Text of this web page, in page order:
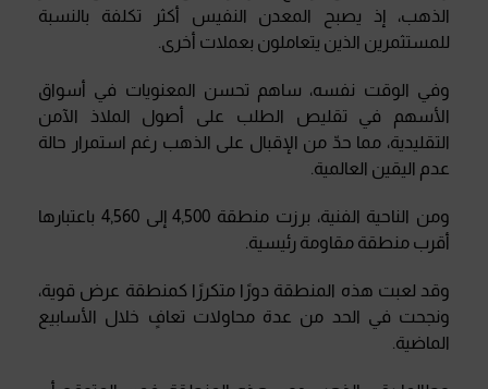
الذهب، إذ يصبح المعدن النفيس أكثر تكلفة بالنسبة
للمستثمرين الذين يتعاملون بعملات أخرى
وفي الوقت نفسه، ساهم تحسن المعنويات في أسواق
الأسهم في تقليص الطلب على أصول الملاذ الآمن
التقليدية، مما حدّ من الإقبال على الذهب رغم استمرار حالة
عدم اليقين العالمية
ومن الناحية الفنية، برزت منطقة 4,500 إلى 4,560 باعتبارها
أقرب منطقة مقاومة رئيسية
وقد لعبت هذه المنطقة دورًا متكررًا كمنطقة عرض قوية،
ونجحت في الحد من عدة محاولات تعافٍ خلال الأسابيع
الماضية